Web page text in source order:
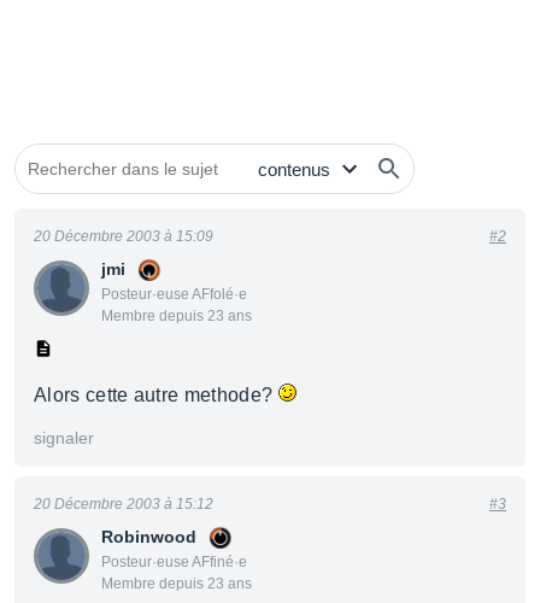
jmi
Posteur·euse AFfolé·e
Membre depuis 23 ans
20 Décembre 2003 à 15:09 #2
Alors cette autre methode?
signaler
Robinwood
Posteur·euse AFfiné·e
Membre depuis 23 ans
20 Décembre 2003 à 15:12 #3